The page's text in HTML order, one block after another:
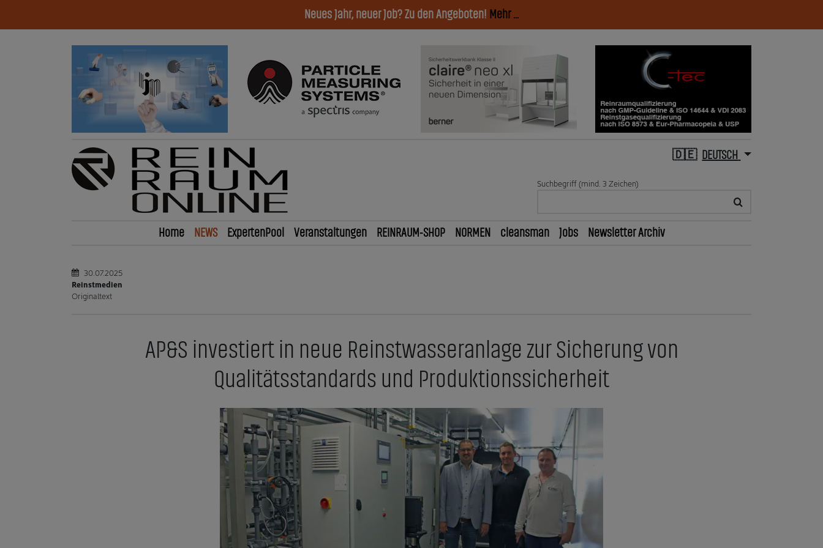
Neues Jahr, neuer Job? Zu den Angeboten! Mehr ...
DEUTSCH
Suchbegriff (mind. 3 Zeichen)
Home NEWS ExpertenPool Veranstaltungen REINRAUM-SHOP NORMEN cleansman Jobs Newsletter Archiv
30.07.2025
Reinstmedien
Originaltext
AP&S investiert in neue Reinstwasseranlage zur Sicherung von
Qualitätsstandards und Produktionssicherheit